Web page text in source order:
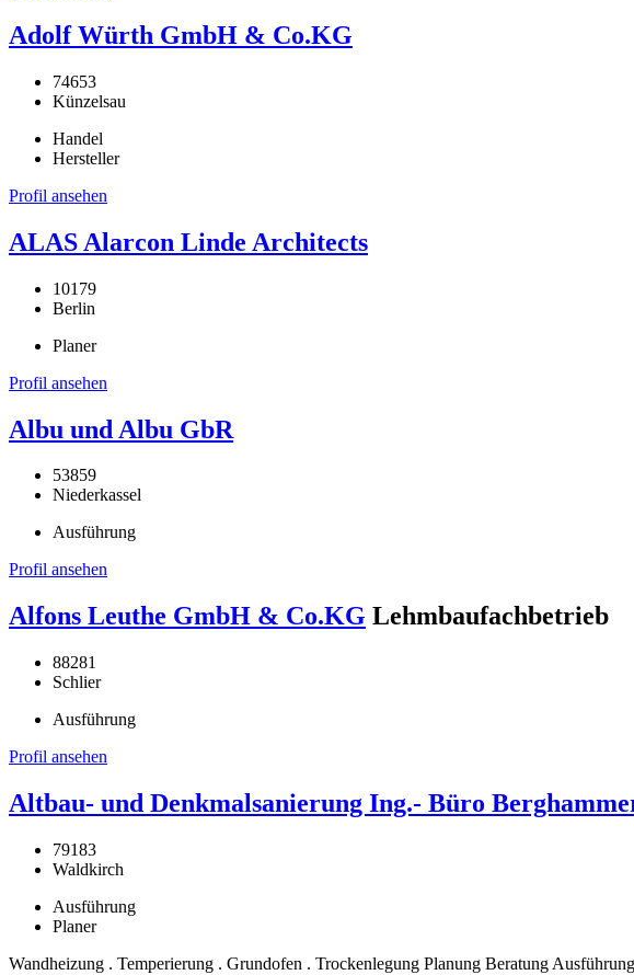
Adolf Würth GmbH & Co.KG
74653
Künzelsau
Handel
Hersteller
Profil ansehen
ALAS Alarcon Linde Architects
10179
Berlin
Planer
Profil ansehen
Albu und Albu GbR
53859
Niederkassel
Ausführung
Profil ansehen
Alfons Leuthe GmbH & Co.KG Lehmbaufachbetrieb
88281
Schlier
Ausführung
Profil ansehen
Altbau- und Denkmalsanierung Ing.- Büro
79183
Waldkirch
Ausführung
Planer
Wandheizung . Temperierung . Grundofen . Trockenlegung Planung Beratung